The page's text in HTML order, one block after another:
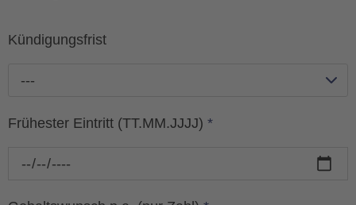
Kündigungsfrist
---
Frühester Eintritt (TT.MM.JJJJ) *